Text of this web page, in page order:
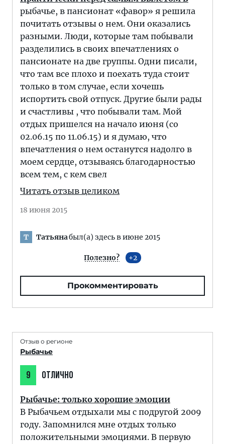
рыбачье, в пансионат «фавор» я решила
почитать отзывы о нем. Они оказались
разными. Люди, которые там побывали
разделились в своих впечатлениях о
пансионате на две группы. Одни писали,
что там все плохо и поехать туда стоит
только в том случае, если хочешь
испортить свой отпуск. Другие были рады
и счастливы , что побывали там. Мой
отдых пришелся на начало июня (со
02.06.15 по 11.06.15) и я думаю, что
впечатления о нем останутся надолго в
моем сердце, отзываясь благодарностью
всем тем, с кем свел
Читать отзыв целиком
18 июня 2015
Т Татьянабыл(а) здесь в июне 2015
Полезно? 2
Прокомментировать
Отзыв о регионе
Рыбачье
9 ОТЛИЧНО
Рыбачье: только хорошие эмоции
В Рыбачьем отдыхали мы с подругой 2009
году. Запомнился мне отдых только
положительными эмоциями. В первую